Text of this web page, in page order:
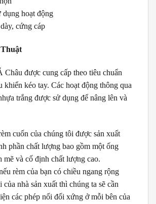
dụng hoạt động
cứng cáp
Châu được cung cấp theo tiêu chuẩn
khiển kéo tay. Các hoạt động thông qua
trắng được sử dụng để nâng lên và
cuốn của chúng tôi được sản xuất
phần chất lượng bao gồm một ống
mẽ và cố định chất lượng cao.
rèm của bạn có chiều ngang rộng
của nhà sản xuất thì chúng ta sẽ cần
các phép nối đối xứng ở mỗi bên của